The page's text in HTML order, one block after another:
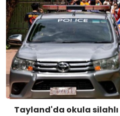
Tayland'da okula silahlı